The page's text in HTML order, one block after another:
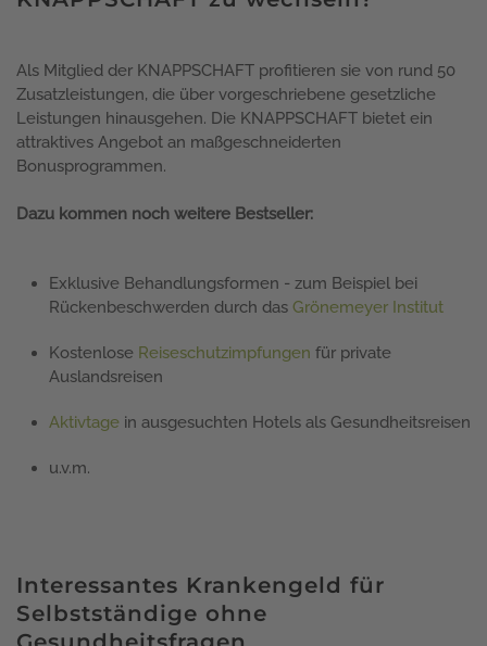
Als Mitglied der KNAPPSCHAFT profitieren sie von rund 50
Zusatzleistungen, die über vorgeschriebene gesetzliche
Leistungen hinausgehen. Die KNAPPSCHAFT bietet ein
attraktives Angebot an maßgeschneiderten
Bonusprogrammen.
Dazu kommen noch weitere Bestseller:
Exklusive Behandlungsformen - zum Beispiel bei
Rückenbeschwerden durch das Grönemeyer Institut
Kostenlose Reiseschutzimpfungen für private
Auslandsreisen
Aktivtage in ausgesuchten Hotels als Gesundheitsreisen
u.v.m.
Interessantes Krankengeld für
Selbstständige ohne